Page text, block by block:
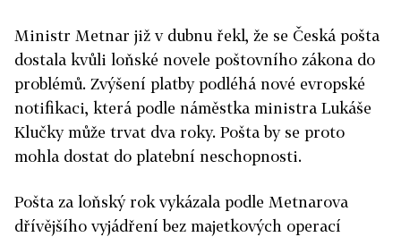
Ministr Metnar již v dubnu řekl, že se Česká pošta
dostala kvůli loňské novele poštovního zákona do
problémů. Zvýšení platby podléhá nové evropské
notifikaci, která podle náměstka ministra Lukáše
Klučky může trvat dva roky. Pošta by se proto
mohla dostat do platební neschopnosti.
Pošta za loňský rok vykázala podle Metnarova
dřívějšího vyjádření bez majetkových operací